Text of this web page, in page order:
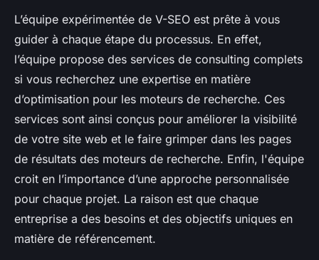
L’équipe expérimentée de V-SEO est prête à vous
guider à chaque étape du processus. En effet,
l’équipe propose des services de consulting complets
si vous recherchez une expertise en matière
d’optimisation pour les moteurs de recherche. Ces
services sont ainsi conçus pour améliorer la visibilité
de votre site web et le faire grimper dans les pages
de résultats des moteurs de recherche. Enfin, l'équipe
croit en l’importance d’une approche personnalisée
pour chaque projet. La raison est que chaque
entreprise a des besoins et des objectifs uniques en
matière de référencement.